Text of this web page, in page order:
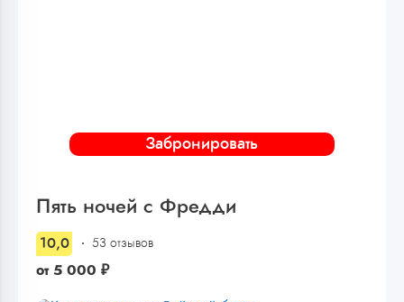
Забронировать
Пять ночей с Фредди
10,0 53 отзывов
от 5 000 ₽